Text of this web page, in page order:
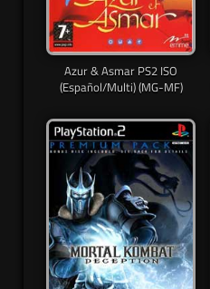
Azur & Asmar PS2 ISO
(Español/Multi) (MG-MF)